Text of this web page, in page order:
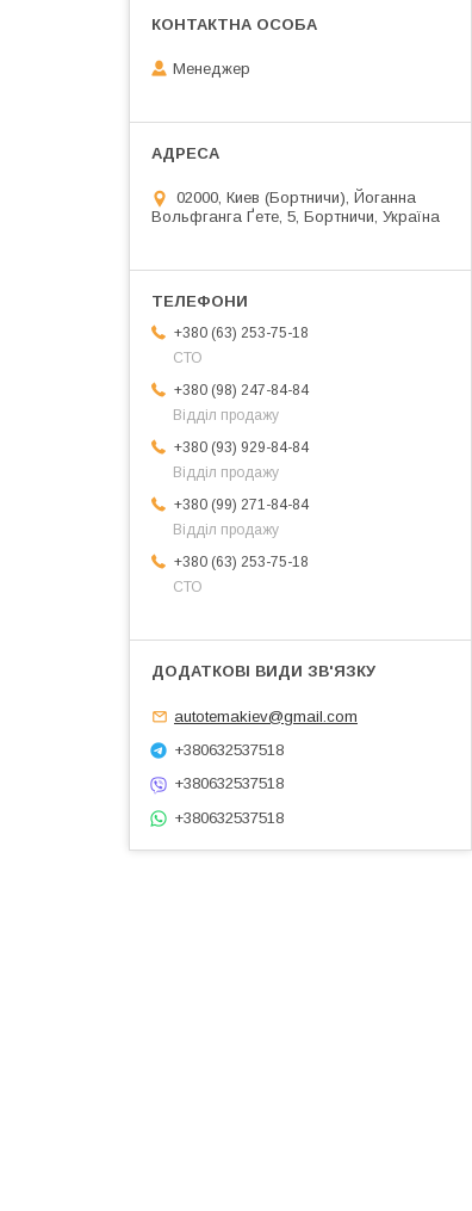
Менеджер
02000, Киев (Бортничи), Йоганна
Вольфганга Ґете, 5, Бортничи, Україна
+380 (63) 253-75-18
СТО
+380 (98) 247-84-84
Відділ продажу
+380 (93) 929-84-84
Відділ продажу
+380 (99) 271-84-84
Відділ продажу
+380 (63) 253-75-18
СТО
autotemakiev@gmail.com
+380632537518
+380632537518
+380632537518